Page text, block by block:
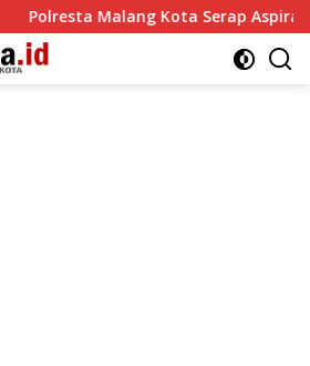
Kota Serap Aspirasi 35 Komunitas